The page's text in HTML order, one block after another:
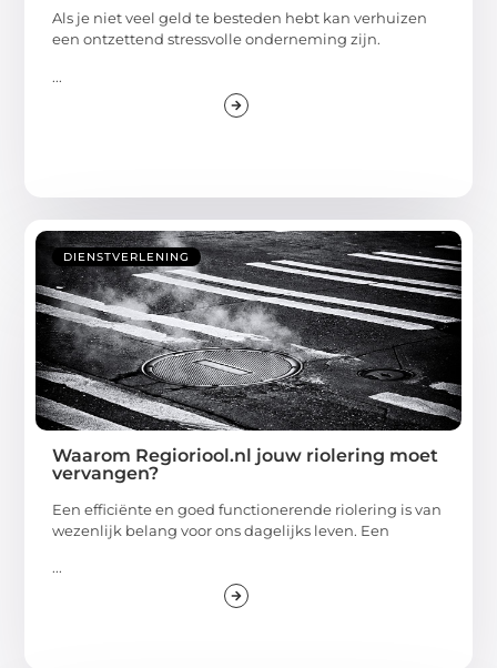
Als je niet veel geld te besteden hebt kan verhuizen
een ontzettend stressvolle onderneming zijn.
...
DIENSTVERLENING
Waarom Regioriool.nl jouw riolering moet
vervangen?
Een efficiënte en goed functionerende riolering is van
wezenlijk belang voor ons dagelijks leven. Een
...